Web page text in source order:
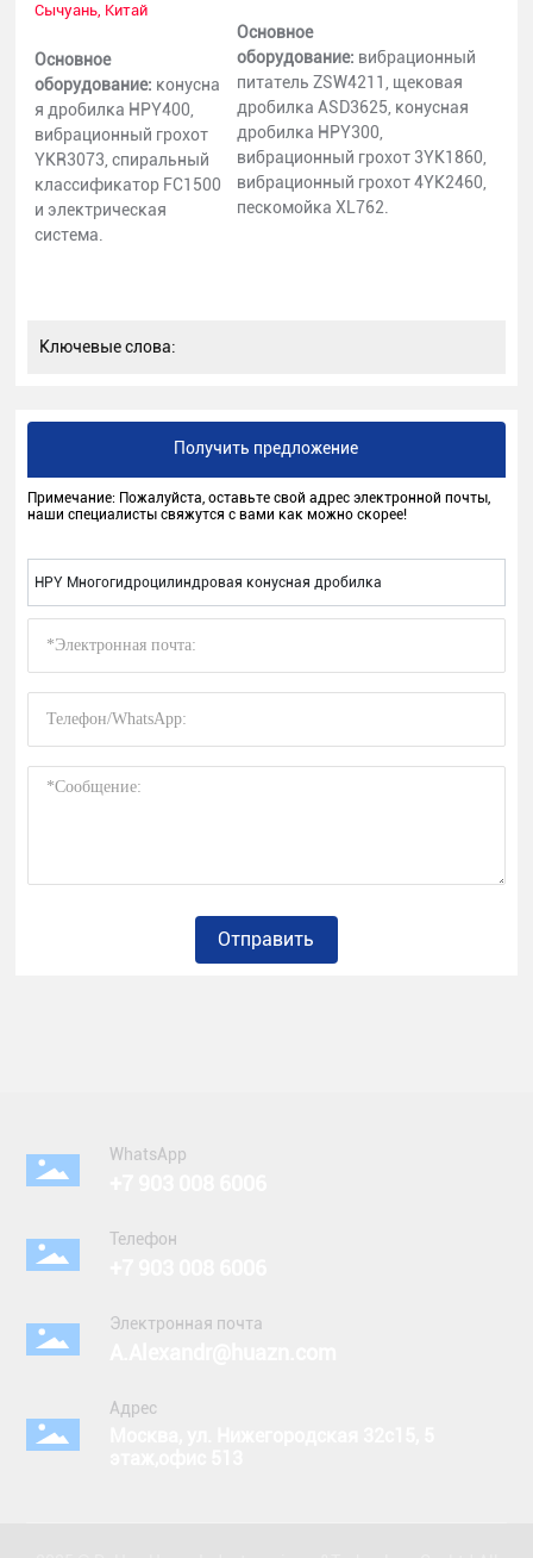
Сычуань, Китай
Основное
оборудование: конусна
я дробилка HPY400,
вибрационный грохот
YKR3073, спиральный
классификатор FC1500
и электрическая
система.
Основное
оборудование: вибрационный
питатель ZSW4211, щековая
дробилка ASD3625, конусная
дробилка HPY300,
вибрационный грохот 3YK1860,
вибрационный грохот 4YK2460,
пескомойка XL762.
Ключевые слова:
Получить предложение
Примечание: Пожалуйста, оставьте свой адрес электронной почты,
наши специалисты свяжутся с вами как можно скорее!
HPY Многогидроцилиндровая конусная дробилка
Отправить
WhatsApp
Телефон
Электронная почта
Адрес